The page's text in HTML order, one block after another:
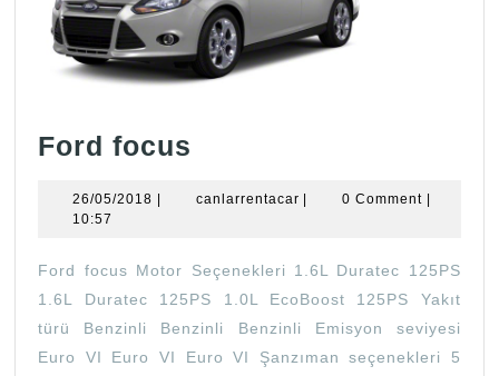
Ford focus
26/05/2018 26/05/2018canlarrentacarcanlarrentacar
0 Comment
10:57
Ford focus Motor Seçenekleri 1.6L Duratec 125PS
1.6L Duratec 125PS 1.0L EcoBoost 125PS Yakıt
türü Benzinli Benzinli Benzinli Emisyon seviyesi
Euro VI Euro VI Euro VI Şanzıman seçenekleri 5